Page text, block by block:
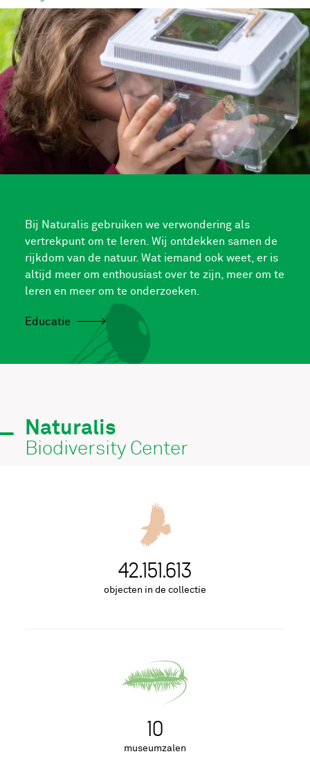
Bij Naturalis gebruiken we verwondering als
vertrekpunt om te leren. Wij ontdekken samen de
rijkdom van de natuur. Wat iemand ook weet, er is
altijd meer om enthousiast over te zijn, meer om te
leren en meer om te onderzoeken.
Educatie
Naturalis
Biodiversity Center
43.021.976
objecten in de collectie
10
museumzalen